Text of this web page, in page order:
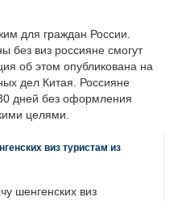
для граждан России.
без виз россияне смогут
об этом опубликована на
дел Китая. Россияне
дней без оформления
целями.
виз туристам из
шенгенских виз